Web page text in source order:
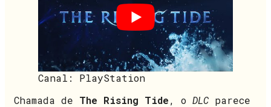
Canal: PlayStation
Chamada de The Rising Tide, o DLC parece